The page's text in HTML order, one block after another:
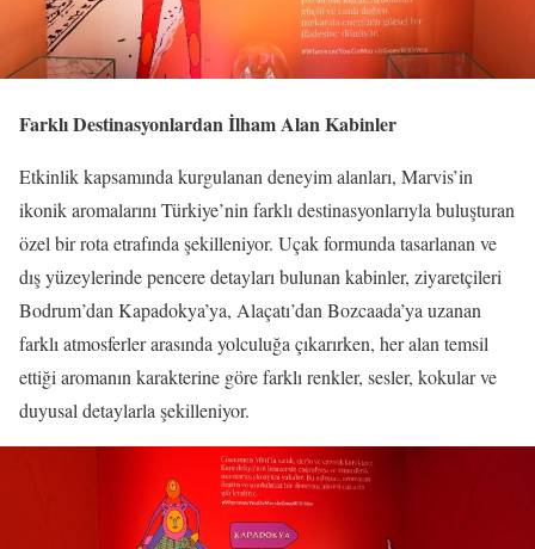
Farklı Destinasyonlardan İlham Alan Kabinler
Etkinlik kapsamında kurgulanan deneyim alanları, Marvis’in
ikonik aromalarını Türkiye’nin farklı destinasyonlarıyla buluşturan
özel bir rota etrafında şekilleniyor. Uçak formunda tasarlanan ve
dış yüzeylerinde pencere detayları bulunan kabinler, ziyaretçileri
Bodrum’dan Kapadokya’ya, Alaçatı’dan Bozcaada’ya uzanan
farklı atmosferler arasında yolculuğa çıkarırken, her alan temsil
ettiği aromanın karakterine göre farklı renkler, sesler, kokular ve
duyusal detaylarla şekilleniyor.